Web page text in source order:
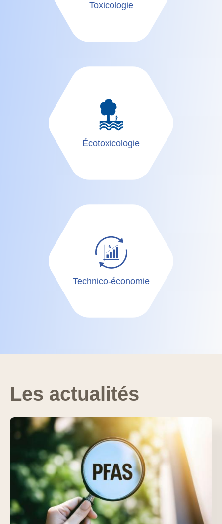
Toxicologie
Écotoxicologie
Technico-économie
Les actualités